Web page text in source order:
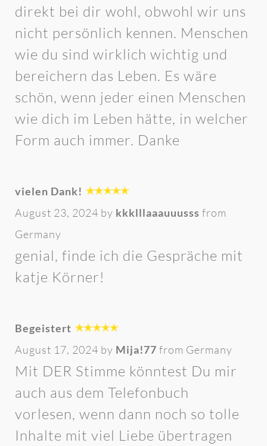
direkt bei dir wohl, obwohl wir uns
nicht persönlich kennen. Menschen
wie du sind wirklich wichtig und
bereichern das Leben. Es wäre
schön, wenn jeder einen Menschen
wie dich im Leben hätte, in welcher
Form auch immer. Danke
vielen Dank!
August 23, 2024 by kkklllaaauuusss from
Germany
genial, finde ich die Gespräche mit
katje Körner!
Begeistert
August 17, 2024 by Mija!77 from Germany
Mit DER Stimme könntest Du mir
auch aus dem Telefonbuch
vorlesen, wenn dann noch so tolle
Inhalte mit viel Liebe übertragen